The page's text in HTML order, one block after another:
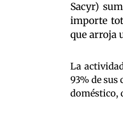
Sacyr)
importe
que arroja
La
93% de
doméstico,